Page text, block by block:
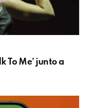
To Me’ junto a